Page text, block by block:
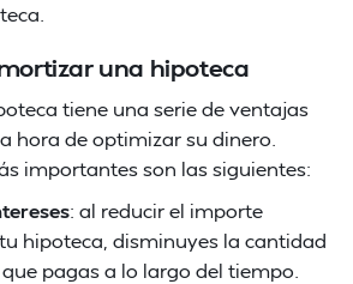
una hipoteca
tiene una serie de ventajas
hora de optimizar su dinero.
importantes son las siguientes:
: al reducir el importe
hipoteca, disminuyes la cantidad
pagas a lo largo del tiempo.